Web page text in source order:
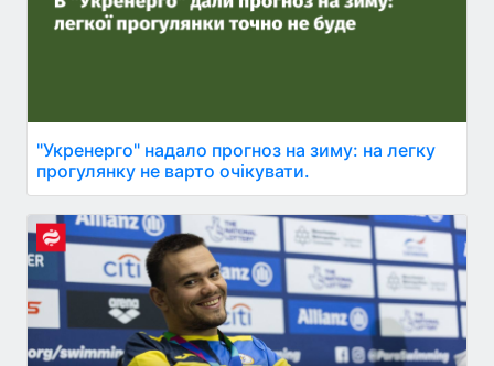
"Укренерго" надало прогноз на зиму: на легку
прогулянку не варто очікувати.